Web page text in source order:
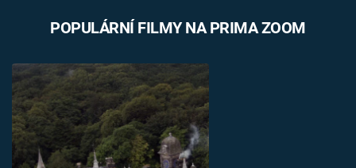
POPULÁRNÍ FILMY NA PRIMA ZOOM